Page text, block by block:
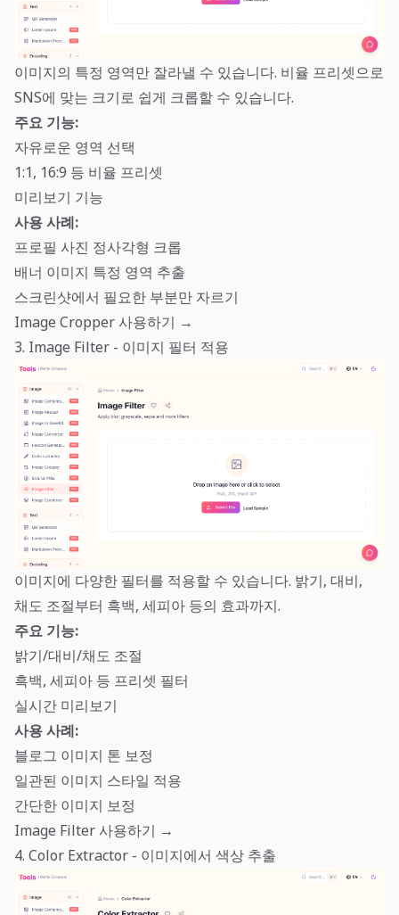
이미지의 특정 영역만 잘라낼 수 있습니다. 비율 프리셋으로
SNS에 맞는 크기로 쉽게 크롭할 수 있습니다.
주요 기능:
자유로운 영역 선택
1:1, 16:9 등 비율 프리셋
미리보기 기능
사용 사례:
프로필 사진 정사각형 크롭
배너 이미지 특정 영역 추출
스크린샷에서 필요한 부분만 자르기
Image Cropper 사용하기 →
3. Image Filter - 이미지 필터 적용
이미지에 다양한 필터를 적용할 수 있습니다. 밝기, 대비,
채도 조절부터 흑백, 세피아 등의 효과까지.
주요 기능:
밝기/대비/채도 조절
흑백, 세피아 등 프리셋 필터
실시간 미리보기
사용 사례:
블로그 이미지 톤 보정
일관된 이미지 스타일 적용
간단한 이미지 보정
Image Filter 사용하기 →
4. Color Extractor - 이미지에서 색상 추출